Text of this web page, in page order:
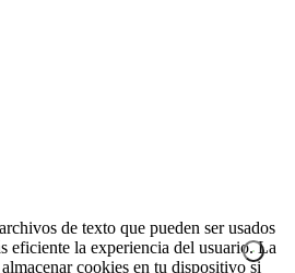
de texto que pueden ser usados
eficiente la experiencia del usuario. La
cookies en tu dispositivo si